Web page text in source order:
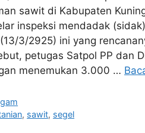
sawit di Kabupaten
inspeksi mendadak
3/2925) ini yang
petugas Satpol PP dan
menemukan 3.000 …
, sawit, segel